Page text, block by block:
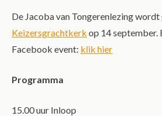
De Jacoba van Tongerenlezing wordt
Keizersgrachtkerk op 14 september.
Facebook event: klik hier
Programma
15.00 uur Inloop